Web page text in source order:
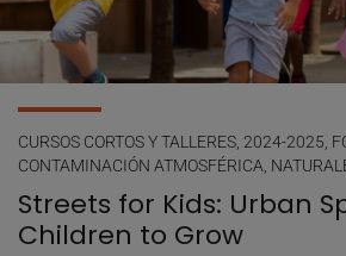
CURSOS CORTOS Y TALLERES, 2024-2025,
CONTAMINACIÓN ATMOSFÉRICA,
Streets for Kids: Urban
Children to Grow